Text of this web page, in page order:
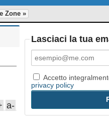
Zone »
a-
Lasciaci la tua
Accetto
privacy policy